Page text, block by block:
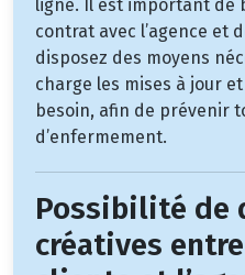
ligne. Il est important de
contrat avec l’agence et
disposez des moyens
charge les mises à jour
besoin, afin de prévenir
d’enfermement.
Possibilité de
créatives